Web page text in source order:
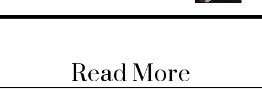
Read More